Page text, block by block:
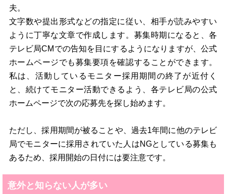
夫。
文字数や提出形式などの指定に従い、相手が読みやすい
ように丁寧な文章で作成します。募集時期になると、各
テレビ局CMでの告知を目にするようになりますが、公式
ホームページでも募集要項を確認することができます。
私は、活動しているモニター採用期間の終了が近付く
と、続けてモニター活動できるよう、各テレビ局の公式
ホームページで次の応募先を探し始めます。
ただし、採用期間が被ることや、過去1年間に他のテレビ
局でモニターに採用されていた人はNGとしている募集も
あるため、採用開始の日付には要注意です。
意外と知らない人が多い